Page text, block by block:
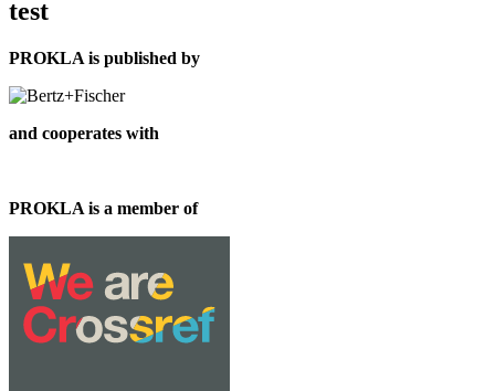
test
PROKLA is published by
and cooperates with
PROKLA is a member of